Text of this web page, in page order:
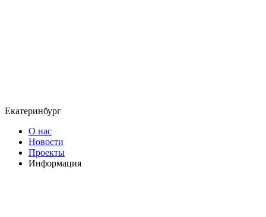
Екатеринбург
О нас
Новости
Проекты
Информация